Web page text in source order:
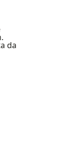
da